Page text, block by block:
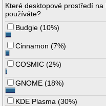
Které desktopové prostředí na
používáte?
Budgie (10%)
Cinnamon (7%)
COSMIC (2%)
GNOME (18%)
KDE Plasma (30%)